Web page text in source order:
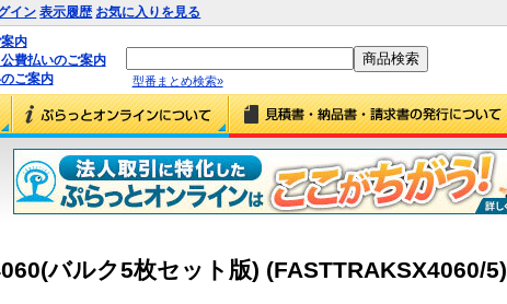
イン 表示履歴 お気に入りを見る
内
費払いのご案内
ご案内
型番まとめ検索»
バルク5枚セット版) (FASTTRAKSX4060/5)